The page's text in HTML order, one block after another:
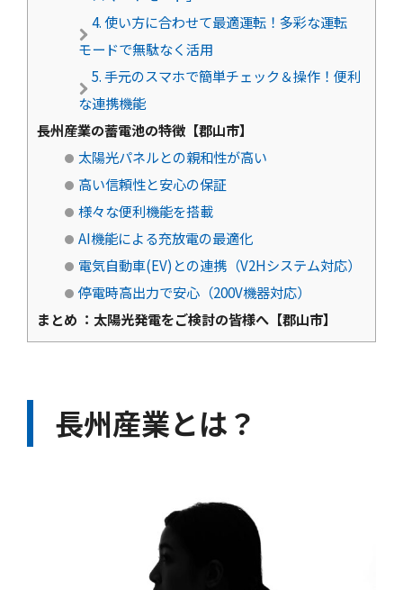
4. 使い方に合わせて最適運転！多彩な運転
モードで無駄なく活用
5. 手元のスマホで簡単チェック＆操作！便利
な連携機能
長州産業の蓄電池の特徴【郡山市】
太陽光パネルとの親和性が高い
高い信頼性と安心の保証
様々な便利機能を搭載
AI機能による充放電の最適化
電気自動車(EV)との連携（V2Hシステム対応）
停電時高出力で安心（200V機器対応）
まとめ ：太陽光発電をご検討の皆様へ【郡山市】
長州産業とは？